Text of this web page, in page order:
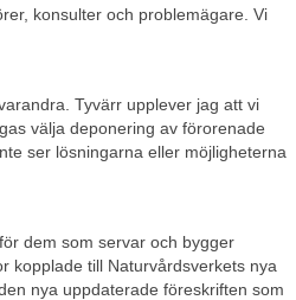
konsulter och problemägare. Vi
Tyvärr upplever jag att vi
välja deponering av förorenade
ser lösningarna eller möjligheterna
dem som servar och bygger
kopplade till Naturvårdsverkets nya
nya uppdaterade föreskriften som